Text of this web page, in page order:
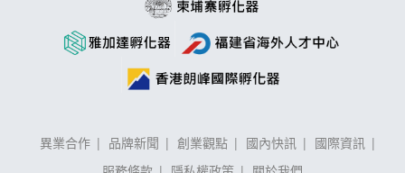
異業合作 品牌新聞 創業觀點 國內快訊
國際資訊